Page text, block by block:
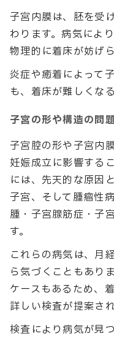
子宮内膜は、胚を受
わります。病気によ
物理的に着床が妨げ
炎症や癒着によって
も、着床が難しくな
子宮の形や構造の問
子宮腔の形や子宮内
妊娠成立に影響する
には、先天的な原因
子宮、そして腫瘤性
腫・子宮腺筋症・子
す。
これらの病気は、月
ら気づくこともあり
ケースもあるため、
詳しい検査が提案さ
検査により病気が見